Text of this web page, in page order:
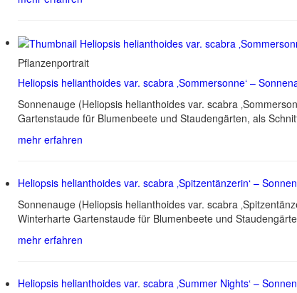
Pflanzenportrait
Heliopsis helianthoides var. scabra ‚Sommersonne‘ –
Sonnenauge (Heliopsis helianthoides var. scabra
Gartenstaude für Blumenbeete und Staudengärten, als
mehr erfahren
Heliopsis helianthoides var. scabra ‚Spitzentänzerin‘ –
Sonnenauge (Heliopsis helianthoides var. scabra
Winterharte Gartenstaude für Blumenbeete und
mehr erfahren
Heliopsis helianthoides var. scabra ‚Summer Nights‘ –